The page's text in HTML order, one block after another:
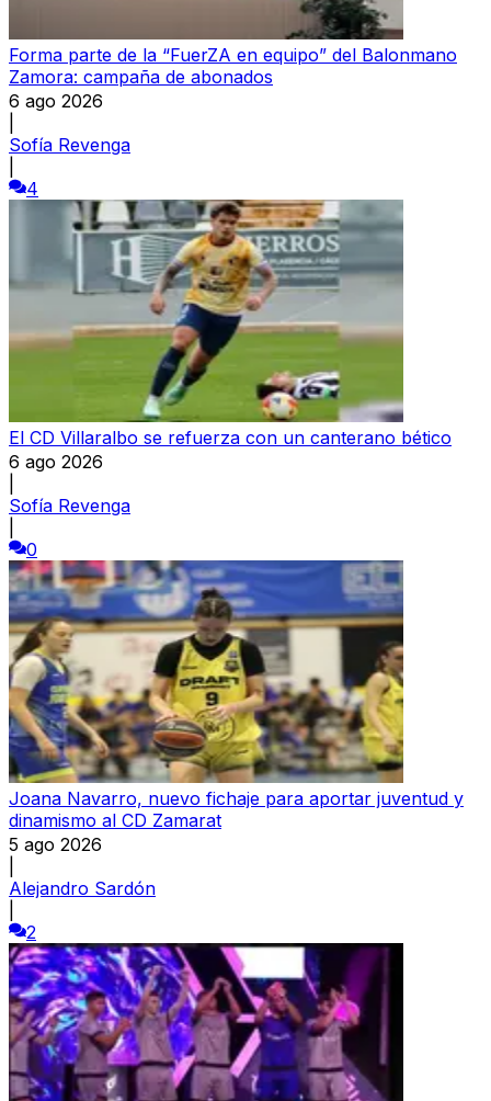
Forma parte de la “FuerZA en equipo” del Balonmano
Zamora: campaña de abonados
6 ago 2026
Sofía Revenga
4
El CD Villaralbo se refuerza con un canterano bético
6 ago 2026
Sofía Revenga
0
Joana Navarro, nuevo fichaje para aportar juventud y
dinamismo al CD Zamarat
5 ago 2026
Alejandro Sardón
2